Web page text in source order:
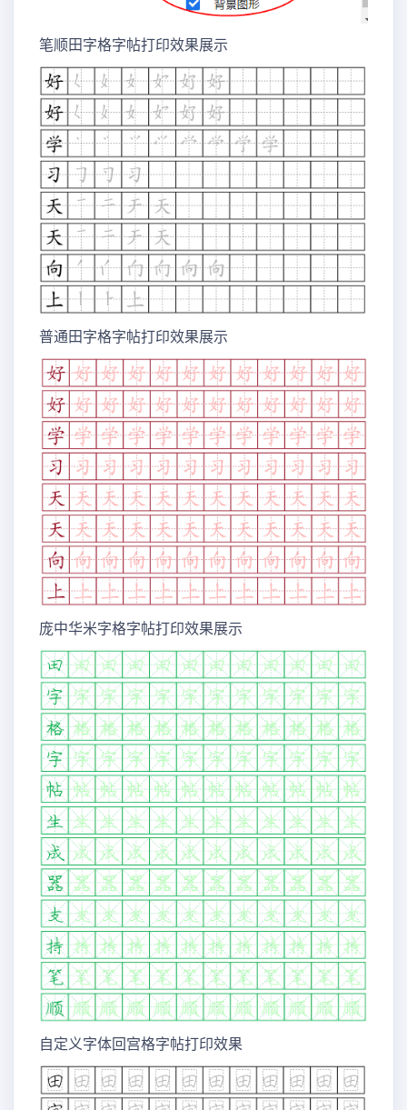
笔顺田字格字帖打印效果展示
普通田字格字帖打印效果展示
庞中华米字格字帖打印效果展示
自定义字体回宫格字帖打印效果